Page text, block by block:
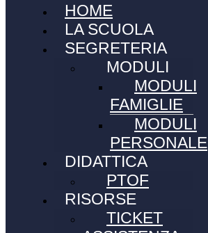
HOME
LA SCUOLA
SEGRETERIA
MODULI
MODULI
FAMIGLIE
MODULI
PERSONALE
DIDATTICA
PTOF
RISORSE
TICKET